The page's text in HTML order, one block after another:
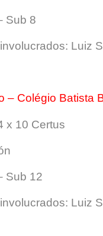
Sub 8
Luiz
– Colégio Batista
x 10 Certus
Sub 12
Luiz